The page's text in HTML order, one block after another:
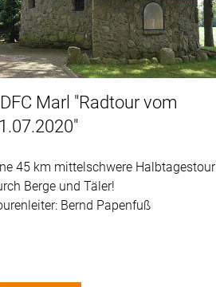
Marl "Radtour vom
45 km mittelschwere Halbtagestour
Berge und Täler!
Bernd Papenfuß